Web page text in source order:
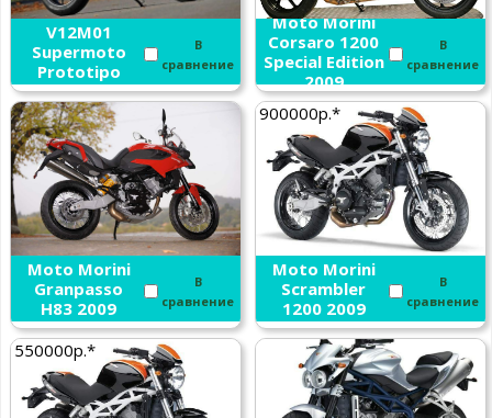
Moto Morini
V12M01
Supermoto
Prototipo
2010
В
сравнение
Moto Morini
Corsaro 1200
Special Edition
2009
В
сравнение
Moto Morini
Granpasso
H83 2009
В
сравнение
900000р.*
Moto Morini
Scrambler
1200 2009
В
сравнение
550000р.*